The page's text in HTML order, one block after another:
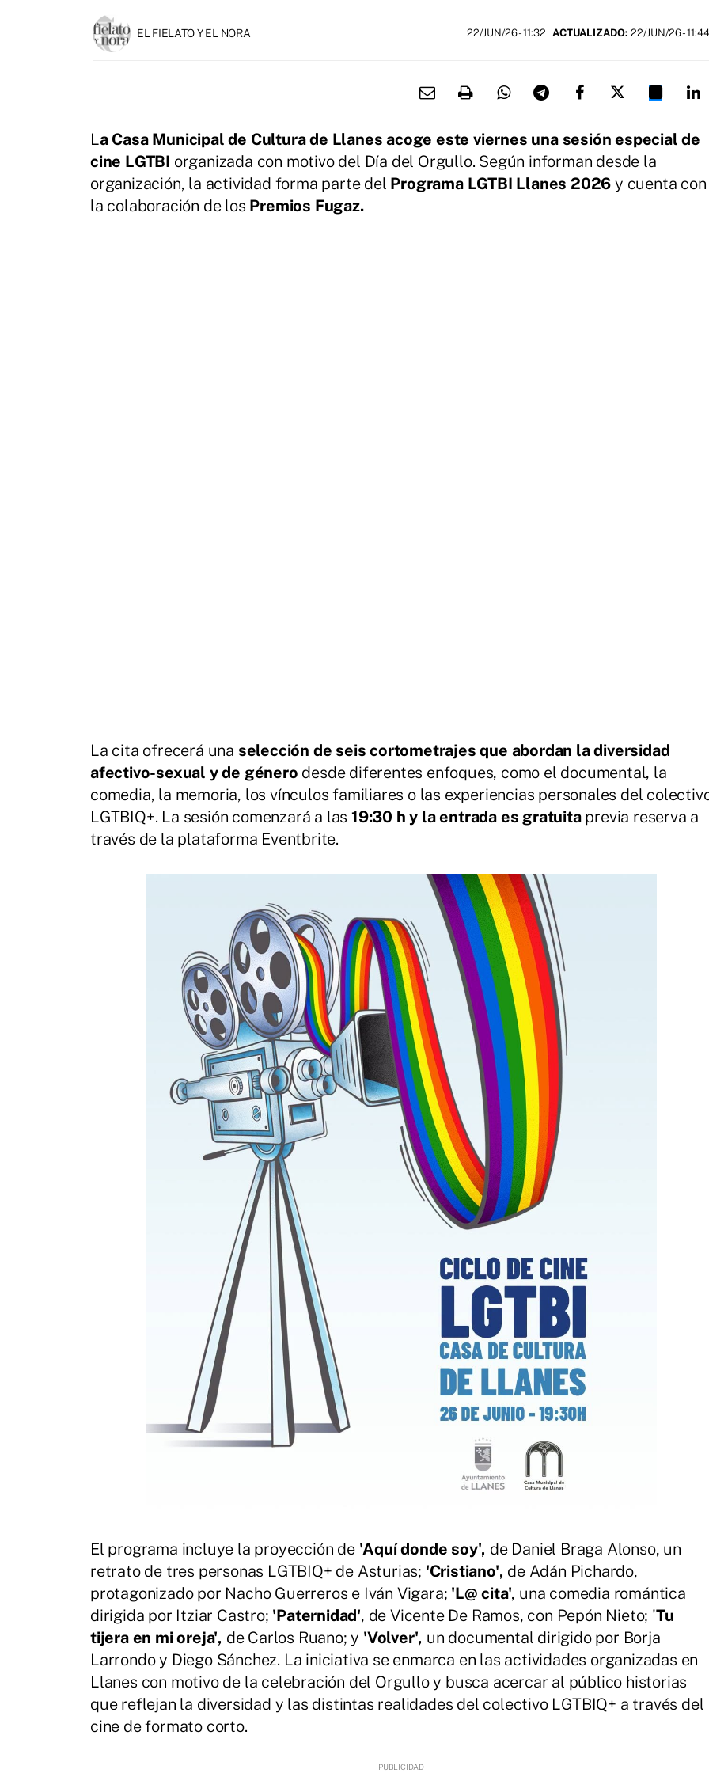
EL FIELATO Y EL NORA 22/JUN/26- 11:32 ACTUALIZADO: 22/JUN/26 - 11:44
La Casa Municipal de Cultura de Llanes acoge este viernes una sesión especial de
cine LGTBI organizada con motivo del Día del Orgullo. Según informan desde la
organización, la actividad forma parte del Programa LGTBI Llanes 2026y cuenta con
la colaboración de los Premios Fugaz.
La cita ofrecerá una selección de seis cortometrajes que abordan la diversidad
afectivo-sexual y de género desde diferentes enfoques, como el documental, la
comedia, la memoria, los vínculos familiares o las experiencias personales del
LGTBIQ+. La sesión comenzará a las 19:30 h y la entrada es gratuita previa reserva a
través de la plataforma Eventbrite.
El programa incluye la proyección de 'Aquí donde soy', de Daniel Braga Alonso, un
retrato de tres personas LGTBIQ+ de Asturias; 'Cristiano', de Adán Pichardo,
protagonizado por Nacho Guerreros e Iván Vigara; 'L@ cita', una comedia romántica
dirigida por Itziar Castro; 'Paternidad', de Vicente De Ramos, con Pepón Nieto; 'Tu
tijera en mi oreja', de Carlos Ruano; y 'Volver', un documental dirigido por Borja
Larrondo y Diego Sánchez. La iniciativa se enmarca en las actividades organizadas en
Llanes con motivo de la celebración del Orgullo y busca acercar al público historias
que reflejan la diversidad y las distintas realidades del colectivo LGTBIQ+ a través del
cine de formato corto.